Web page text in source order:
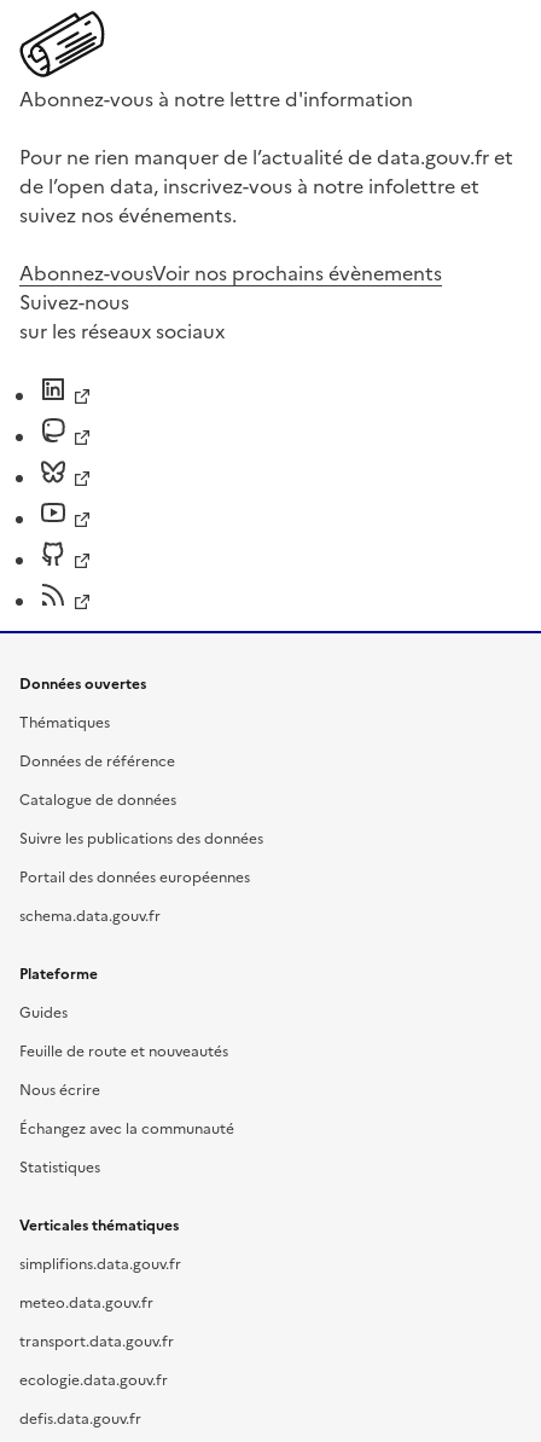
Abonnez-vous à notre lettre d'information
Pour ne rien manquer de l’actualité de data.gouv.fr et
de l’open data, inscrivez-vous à notre infolettre et
suivez nos événements.
Abonnez-vousVoir nos prochains évènements
Suivez-nous
sur les réseaux sociaux
Données ouvertes
Thématiques
Données de référence
Catalogue de données
Suivre les publications des données
Portail des données européennes
schema.data.gouv.fr
Plateforme
Guides
Feuille de route et nouveautés
Nous écrire
Échangez avec la communauté
Statistiques
Verticales thématiques
simplifions.data.gouv.fr
meteo.data.gouv.fr
transport.data.gouv.fr
ecologie.data.gouv.fr
defis.data.gouv.fr